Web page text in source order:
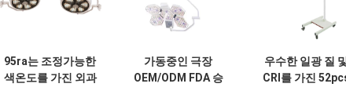
95ra는 조정가능한
색온도를 가진 외과
가동중인 극장
OEM/ODM FDA 승
우수한 일광 질
CRI를 가진